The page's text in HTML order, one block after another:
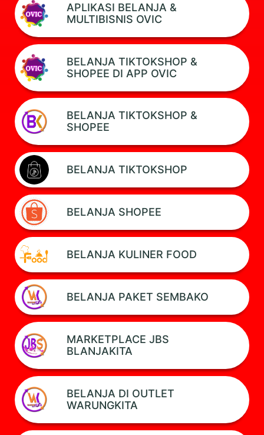
APLIKASI BELANJA &
MULTIBISNIS OVIC
BELANJA TIKTOKSHOP &
SHOPEE DI APP OVIC
BELANJA TIKTOKSHOP &
SHOPEE
BELANJA TIKTOKSHOP
BELANJA SHOPEE
BELANJA KULINER FOOD
BELANJA PAKET SEMBAKO
MARKETPLACE JBS
BLANJAKITA
BELANJA DI OUTLET
WARUNGKITA